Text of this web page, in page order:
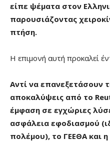
είπε ψέματα στον
παρουσιάζοντας
πτήση.
Η επιμονή αυτή προκαλεί
Αντί να επανεξετάσουν
αποκαλύψεις από το
έμφαση σε εγχώριες
ασφάλεια εφοδιασμού
πολέμου), το ΓΕΕΘΑ και η